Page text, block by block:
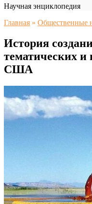
Научная энциклопедия
Главная » Общественные
История
тематических
США